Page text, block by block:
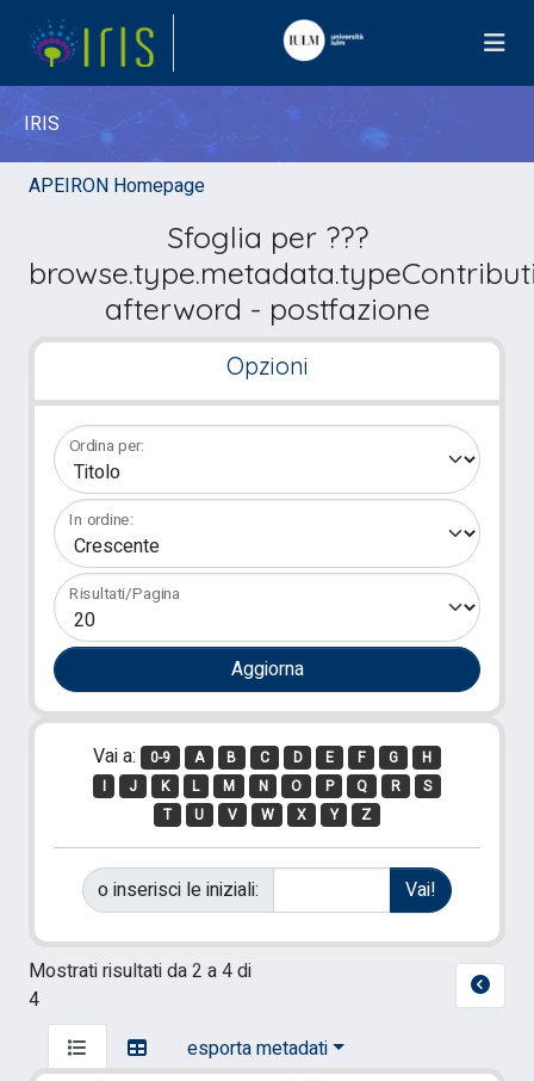
IRIS
APEIRON Homepage
Sfoglia per ???
afterword - postfazione
Opzioni
Ordina per:
In ordine:
Risultati/Pagina
Vai a: 0-9 A B C D E F G
H
I
J K L M N O P Q R
S
T
U V W X Y Z
o inserisci le iniziali:
Mostrati risultati da 2 a 4 di
4
esporta metadati